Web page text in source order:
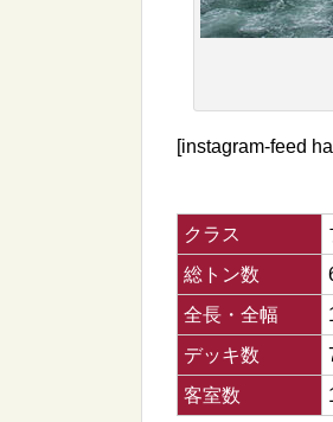
[instagram-feed
クラス
総トン数
全長・全幅
デッキ数
客室数